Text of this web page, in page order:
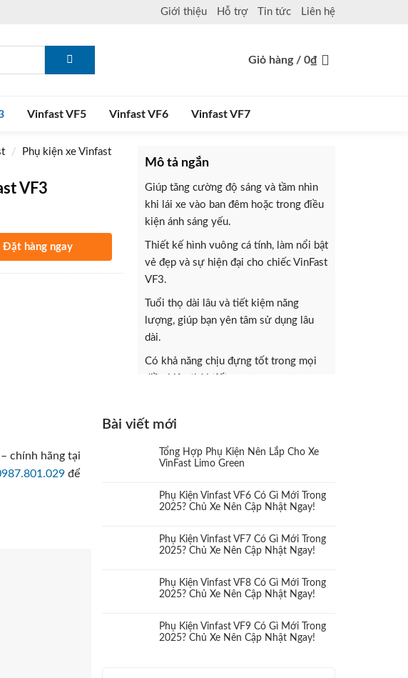
Giới thiệu Hỗ trợ Tin tức Liên hệ
Giỏ hàng / 0₫
Vinfast VF5 Vinfast VF6 Vinfast VF7
/
Phụ kiện xe Vinfast
VF3
Đặt hàng ngay
Mô tả ngắn
Giúp tăng cường độ sáng và tầm nhìn
khi lái xe vào ban đêm hoặc trong điều
kiện ánh sáng yếu.
Thiết kế hình vuông cá tính, làm nổi bật
vẻ đẹp và sự hiện đại cho chiếc VinFast
VF3.
Tuổi thọ dài lâu và tiết kiệm năng
lượng, giúp bạn yên tâm sử dụng lâu
dài.
Có khả năng chịu đựng tốt trong mọi
chính hãng tại
để
Bài viết mới
Tổng Hợp Phụ Kiện Nên Lắp Cho Xe
VinFast Limo Green
Phụ Kiện Vinfast VF6 Có Gì Mới Trong
2025? Chủ Xe Nên Cập Nhật Ngay!
Phụ Kiện Vinfast VF7 Có Gì Mới Trong
2025? Chủ Xe Nên Cập Nhật Ngay!
Phụ Kiện Vinfast VF8 Có Gì Mới Trong
2025? Chủ Xe Nên Cập Nhật Ngay!
Phụ Kiện Vinfast VF9 Có Gì Mới Trong
2025? Chủ Xe Nên Cập Nhật Ngay!